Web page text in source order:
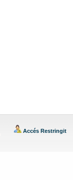
Accés Restringit